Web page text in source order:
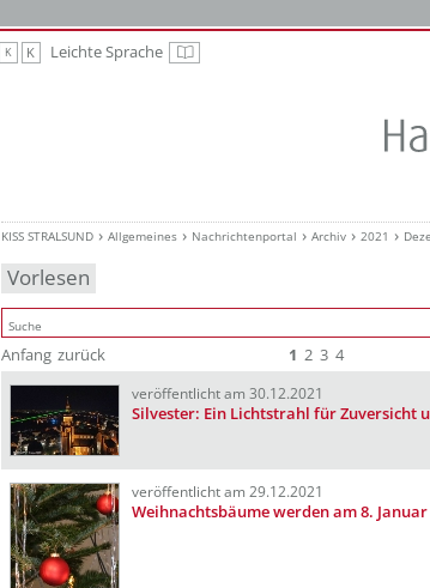
K K Leichte Sprache Leichte Sprache
KISS STRALSUND Allgemeines Nachrichtenportal Archiv 2021
Vorlesen
Anfang zurück 1 2 3 4
veröffentlicht am 30.12.2021
Silvester: Ein Lichtstrahl für Zuversicht
veröffentlicht am 29.12.2021
Weihnachtsbäume werden am 8.